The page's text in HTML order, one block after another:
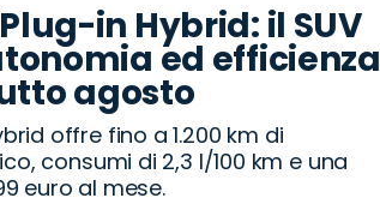
in Hybrid: il SUV
ed efficienza
agosto
offre fino a 1.200 km di
consumi di 2,3 l/100 km e una
euro al mese.